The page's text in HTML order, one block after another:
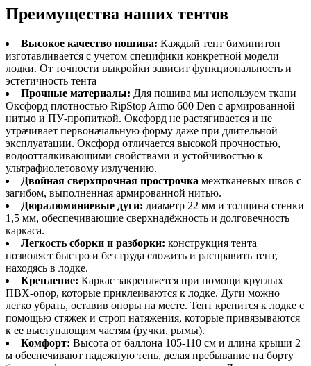
Преимущества наших тентов
Высокое качество пошива: Каждый тент биминитоп
изготавливается с учетом специфики конкретной модели
лодки. От точности выкройки зависит функциональность и
эстетичность тента
Прочные материалы: Для пошива мы используем ткани
Оксфорд плотностью RipStop Armo 600 Den с армированной
нитью и ПУ-пропиткой. Оксфорд не растягивается и не
утрачивает первоначальную форму даже при длительной
эксплуатации. Оксфорд отличается высокой прочностью,
водоотталкивающими свойствами и устойчивостью к
ультрафиолетовому излучению.
Двойная сверхпрочная прострочка межтканевых швов с
загибом, выполненная армированной нитью.
Дюралюминиевые дуги: диаметр 22 мм и толщина стенки
1,5 мм, обеспечивающие сверхнадёжность и долговечность
каркаса.
Легкость сборки и разборки: конструкция тента
позволяет быстро и без труда сложить и расправить тент,
находясь в лодке.
Крепление: Каркас закрепляется при помощи круглых
ПВХ-опор, которые приклеиваются к лодке. Дуги можно
легко убрать, оставив опоры на месте. Тент крепится к лодке с
помощью стяжек и строп натяжения, которые привязываются
к ее выступающим частям (ручки, рымы).
Комфорт: Высота от баллона 105-110 см и длина крыши 2
м обеспечивают надежную тень, делая пребывание на борту